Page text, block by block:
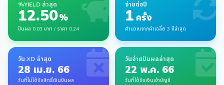
%YIELD ล่าสุด
12.50%
ปันผล 0.03 บาท / ราคา 0.24
จ่ายต่อปี
1 ครั้ง
คำนวณจากค่าเฉลี่ย 3 ปีล่าสุด
วัน XD ล่าสุด
28 เม.ย. 66
วันที่ไม่ได้รับสิทธิ์เงินปันผล
วันจ่ายปันผลล่าสุด
22 พ.ค. 66
วันที่ได้รับเงินเข้าบัญชี